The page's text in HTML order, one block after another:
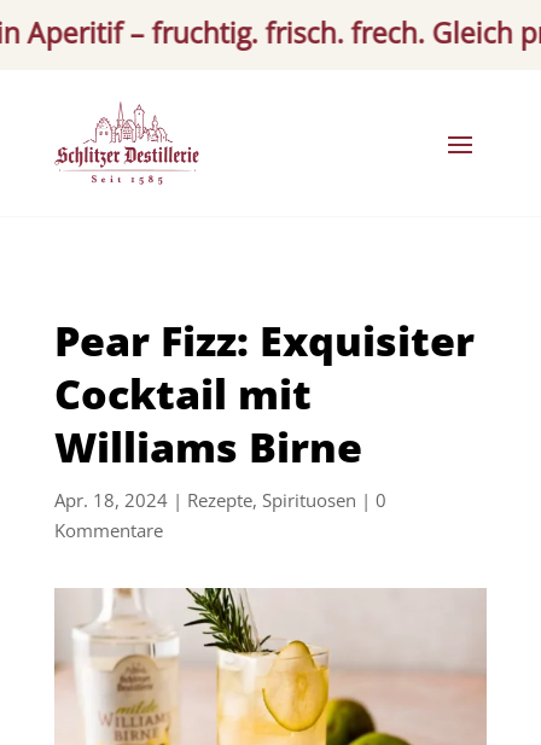
– fruchtig. frisch. frech. Gleich
Pear Fizz: Exquisiter
Cocktail mit
Williams Birne
Apr. 18, 2024| Rezepte, Spirituosen | 0
Kommentare